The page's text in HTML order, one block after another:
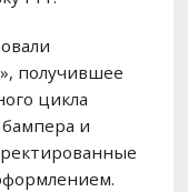
получившее
цикла
и